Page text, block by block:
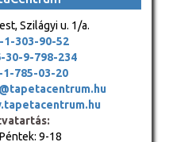
Szilágyi u. 1/a.
1-303-90-52
30-9-798-234
1-785-03-20
9-18